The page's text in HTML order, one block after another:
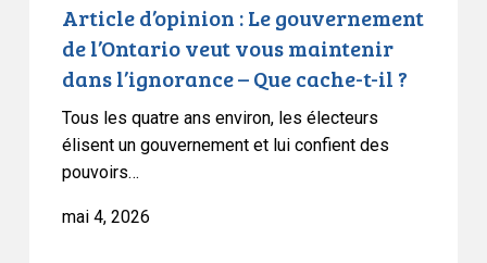
cache-
Article d’opinion : Le gouvernement
de l’Ontario veut vous maintenir
dans l’ignorance – Que cache-t-il ?
Tous les quatre ans environ, les électeurs
élisent un gouvernement et lui confient des
pouvoirs…
mai 4, 2026